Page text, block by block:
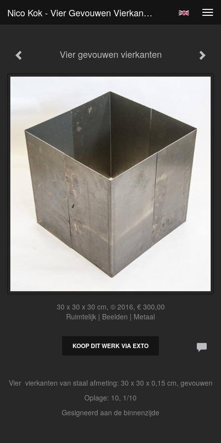
Nico Kok - Vier Gevouwen Vierkanten
Vier gevouwen vierkanten
30 x 30 x 30 cm, © 2016, € 300,00
Ruimtelijk | Beelden | Metaal
KOOP DIT WERK VIA EXTO
Vier vierkanten van staal afmeting: 30 x 30 x 0,15 cm, gevouwen
Oplage: 10, 1/10
Gesigneerd aan de binnenzijde